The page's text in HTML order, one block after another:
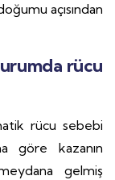
açısından
rücu
rücu sebebi
göre kazanın
gelmiş